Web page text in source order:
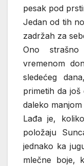
pesak pod
Jedan od tih
zadržah za
Ono
vremenom
sledećeg
primetih da
daleko manjom
Lađa je,
položaju
jednako ka
mlečne boje,